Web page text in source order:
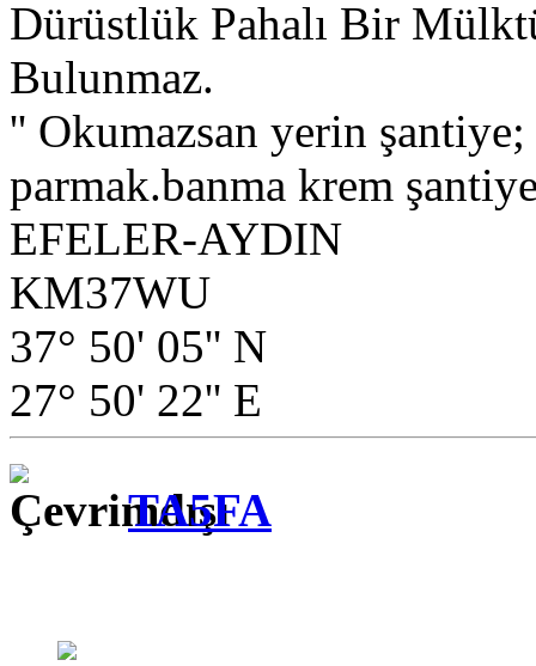
Dürüstlük Pahalı Bir
Bulunmaz.
'' Okumazsan yerin
parmak.banma krem
EFELER-AYDIN
KM37WU
37° 50' 05'' N
27° 50' 22'' E
TA5FA